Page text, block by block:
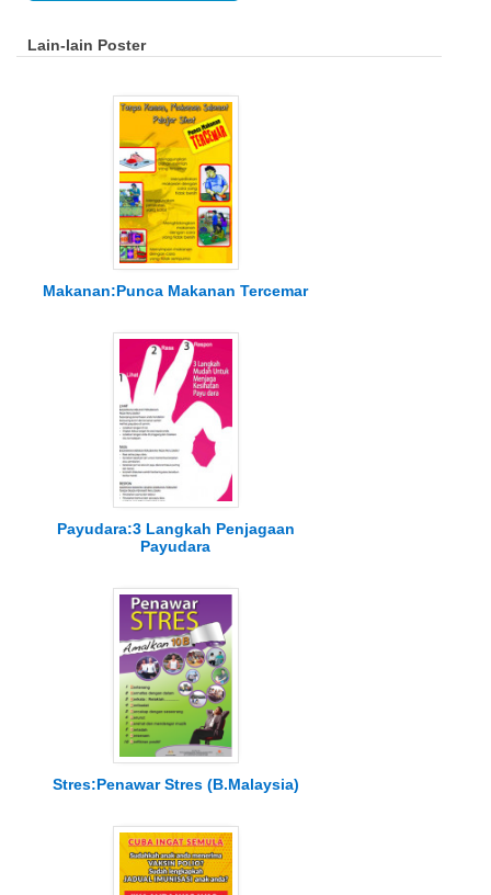
Lain-lain Poster
Makanan:Punca Makanan Tercemar
Payudara:3 Langkah Penjagaan
Payudara
Stres:Penawar Stres (B.Malaysia)